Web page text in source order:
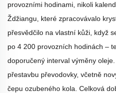
provozními hodinami, nikoli
Ždžiangu, které zpracovávalo
přesvědčilo na vlastní kůži, když
po 4 200 provozních hodinách –
doporučený interval výměny
přestavbu převodovky, včetně
čepu ozubeného kola. Celková